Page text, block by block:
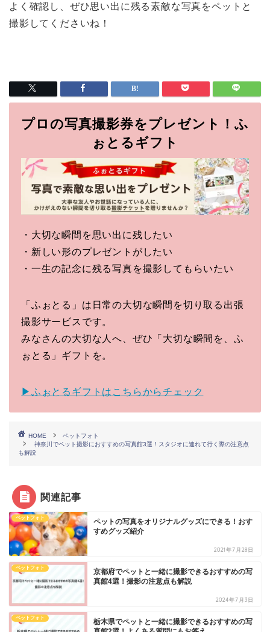
よく確認し、ぜひ思い出に残る素敵な写真をペットと
撮影してくださいね！
プロの写真撮影券をプレゼント！ふ
ぉとるギフト
・大切な瞬間を思い出に残したい
・新しい形のプレゼントがしたい
・一生の記念に残る写真を撮影してもらいたい
「ふぉとる」は日常の大切な瞬間を切り取る出張
撮影サービスです。
みなさんの大切な人へ、ぜひ「大切な瞬間を、ふ
ぉとる」ギフトを。
▶ふぉとるギフトはこちらからチェック
HOME
ペットフォト
神奈川でペット撮影におすすめの写真館3選！スタジオに連れて行く際の注意点
も解説
関連記事
ペットフォト
ペットの写真をオリジナルグッズにできる！おす
すめグッズ紹介
2021年7月28日
ペットフォト
京都府でペットと一緒に撮影できるおすすめの写
真館4選！撮影の注意点も解説
2024年7月3日
ペットフォト
栃木県でペットと一緒に撮影できるおすすめの写